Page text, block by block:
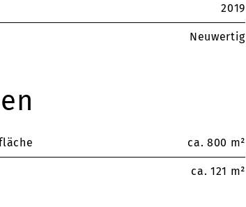
2019
Neuwertig
ca. 800 m²
ca. 121 m²